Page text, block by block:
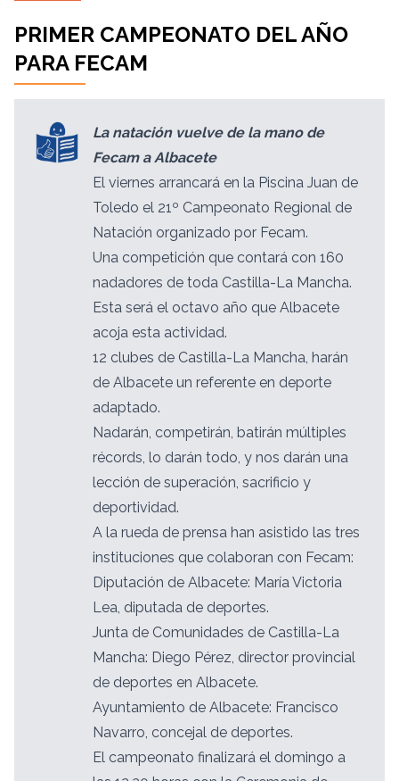
PRIMER CAMPEONATO DEL AÑO
PARA FECAM
La natación vuelve de la mano de
Fecam a Albacete
El viernes arrancará en la Piscina Juan de
Toledo el 21º Campeonato Regional de
Natación organizado por Fecam.
Una competición que contará con 160
nadadores de toda Castilla-La Mancha.
Esta será el octavo año que Albacete
acoja esta actividad.
12 clubes de Castilla-La Mancha, harán
de Albacete un referente en deporte
adaptado.
Nadarán, competirán, batirán múltiples
récords, lo darán todo, y nos darán una
lección de superación, sacrificio y
deportividad.
A la rueda de prensa han asistido las tres
instituciones que colaboran con Fecam:
Diputación de Albacete: María Victoria
Lea, diputada de deportes.
Junta de Comunidades de Castilla-La
Mancha: Diego Pérez, director provincial
de deportes en Albacete.
Ayuntamiento de Albacete: Francisco
Navarro, concejal de deportes.
El campeonato finalizará el domingo a